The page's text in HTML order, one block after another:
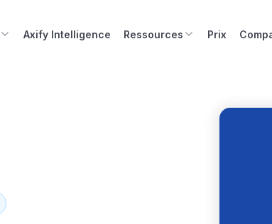
Axify Intelligence Ressources Prix